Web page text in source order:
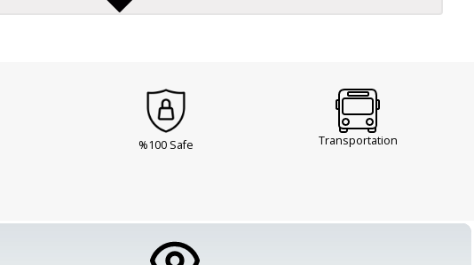
%100 Safe Transportation